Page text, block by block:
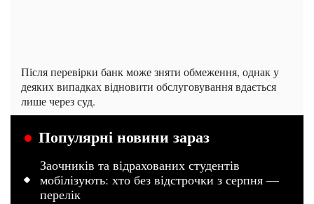
Після перевірки банк може зняти обмеження, однак у
деяких випадках відновити обслуговування вдається
лише через суд.
Популярні новини зараз
Заочників та відрахованих студентів
мобілізують: хто без відстрочки з серпня —
перелік